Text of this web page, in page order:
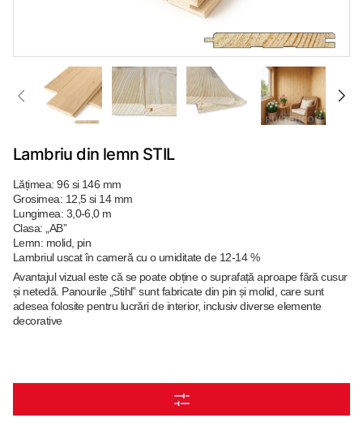
Lambriu din lemn STIL
Lățimea: 96 si 146 mm
Grosimea: 12,5 si 14 mm
Lungimea: 3,0-6,0 m
Clasa: „АB”
Lemn: molid, pin
Lambriul uscat în cameră cu o umiditate de 12-14 %
Avantajul vizual este că se poate obține o suprafață aproape fără cusur
și netedă. Panourile „Stihl” sunt fabricate din pin și molid, care sunt
adesea folosite pentru lucrări de interior, inclusiv diverse elemente
decorative